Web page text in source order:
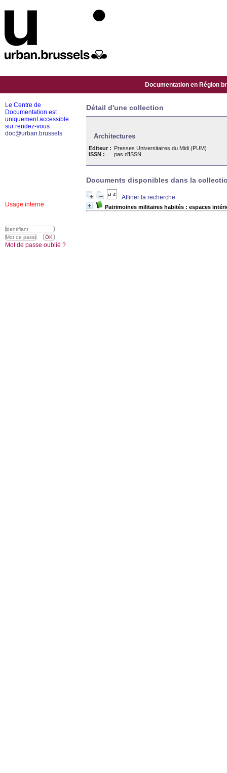
Documentation en Région
Détail d'une collection
Architectures
Editeur : Presses Universitaires du Midi (PUM)
ISSN :
pas d'ISSN
Documents disponibles dans la
Affiner la recherche
Patrimoines militaires habités : espaces
Le Centre de
Documentation est
uniquement accessible
sur rendez-vous :
doc@urban.brussels
Usage interne
Mot de passe oublié ?